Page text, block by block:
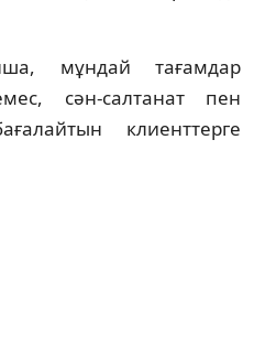
мұндай тағамдар
сән-салтанат пен
клиенттерге